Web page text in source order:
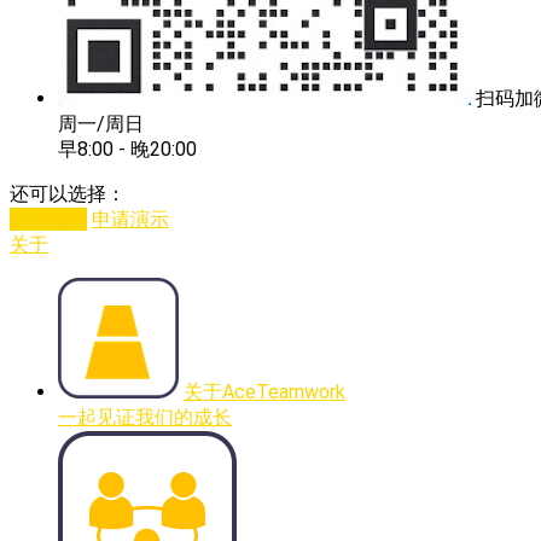
扫码加
周一/周日
早8:00 - 晚20:00
还可以选择：
申请演示
关于
关于AceTeamwork
一起见证我们的成长